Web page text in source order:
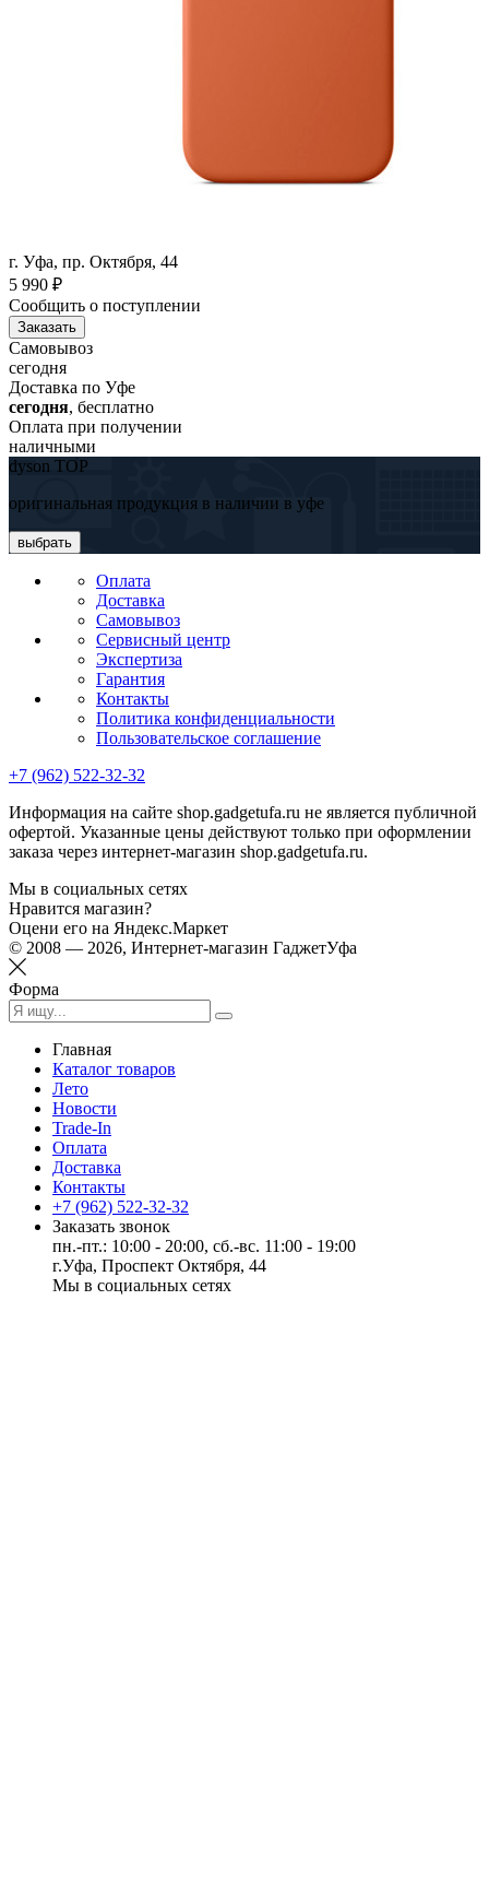
г. Уфа, пр. Октября, 44
5 990 ₽
Сообщить о поступлении
Заказать
Самовывоз
сегодня
Доставка по Уфе
сегодня, бесплатно
Оплата при получении
наличными
dyson TOP
оригинальная продукция в наличии в уфе
выбрать
Оплата
Доставка
Самовывоз
Сервисный центр
Экспертиза
Гарантия
Контакты
Политика конфиденциальности
Пользовательское соглашение
+7 (962) 522-32-32
Информация на сайте shop.gadgetufa.ru не является публичной
офертой. Указанные цены действуют только при оформлении
заказа через интернет-магазин shop.gadgetufa.ru.
Мы в социальных сетях
Нравится магазин?
Оцени его на Яндекс.Маркет
© 2008 — 2026, Интернет-магазин ГаджетУфа
Форма
Главная
Каталог товаров
Лето
Новости
Trade-In
Оплата
Доставка
Контакты
+7 (962) 522-32-32
Заказать звонок
пн.-пт.: 10:00 - 20:00, сб.-вс. 11:00 - 19:00
г.Уфа, Проспект Октября, 44
Мы в социальных сетях